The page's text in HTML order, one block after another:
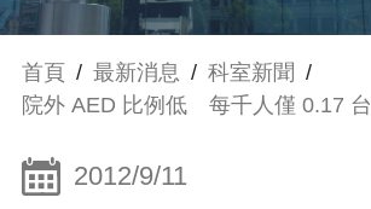
首頁 / 最新消息 / 科室新聞 /
院外 AED 比例低 每千人僅 0.17 台
2012/9/11